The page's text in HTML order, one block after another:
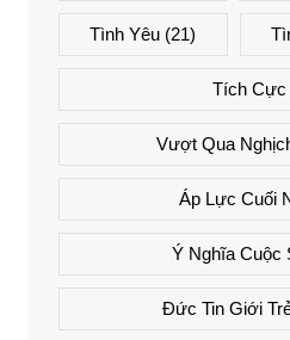
Tình Yêu (21)
Tích Cực
Vượt Qua
Áp Lực Cuối
Ý Nghĩa Cuộc
Đức Tin Giới